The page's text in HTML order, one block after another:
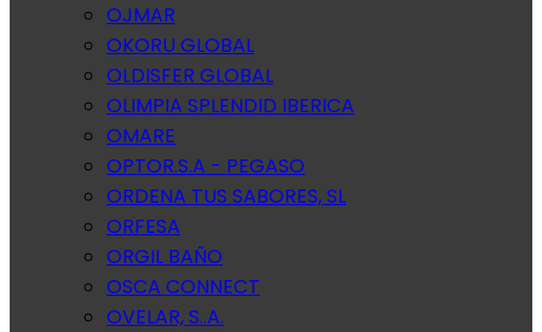
OJMAR
OKORU GLOBAL
OLDISFER GLOBAL
OLIMPIA SPLENDID IBERICA
OMARE
OPTOR.S.A - PEGASO
ORDENA TUS SABORES, SL
ORFESA
ORGIL BAÑO
OSCA CONNECT
OVELAR, S..A.